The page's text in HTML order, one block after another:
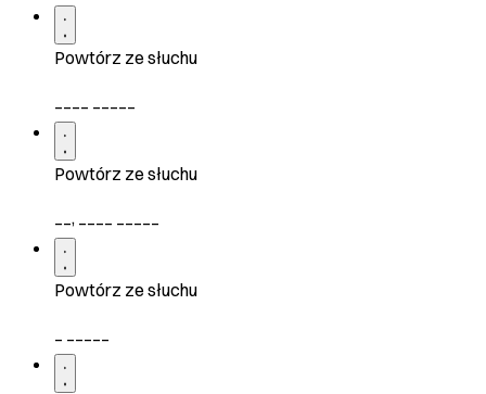
Powtórz ze słuchu
Powtórz ze słuchu
__, ____ _____
Powtórz ze słuchu